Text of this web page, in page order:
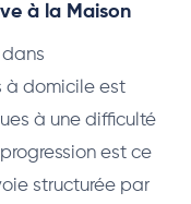
à la Maison
à domicile est
à une difficulté
est ce
structurée par